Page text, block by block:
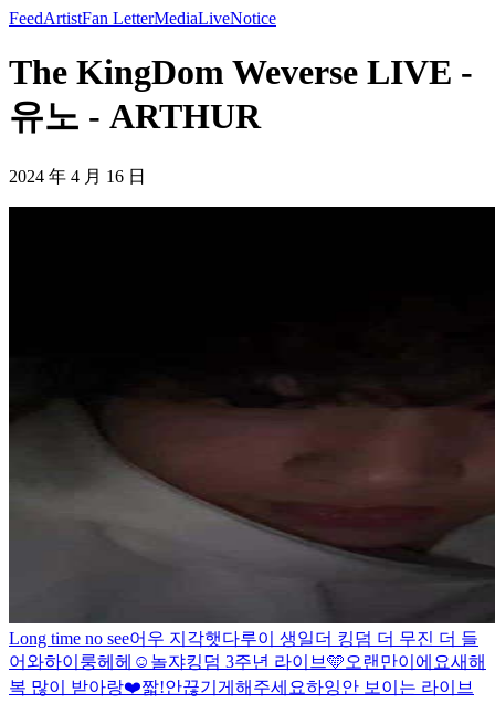
FeedArtistFan LetterMediaLiveNotice
The KingDom Weverse LIVE -
유노 - ARTHUR
2024 年 4 月 16 日
Long time no see어우 지각햇다루이 생일더 킹덤 더 무진 더 들
어와하이룽헤헤☺️ 놀쟈킹덤 3주년 라이브🩵오랜만이에요새해
복 많이 받아랑❤️짧!안끊기게해주세요하잉안 보이는 라이브